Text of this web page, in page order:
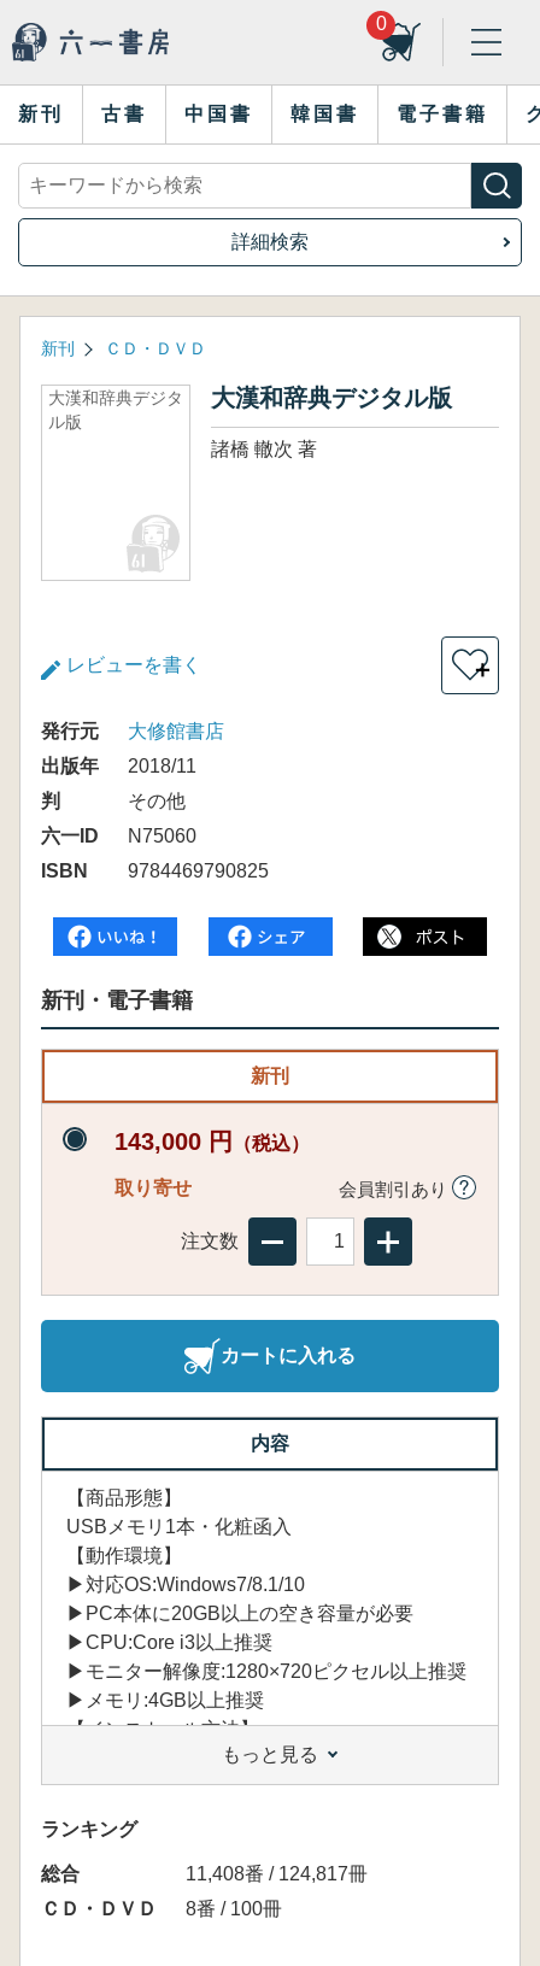
0
新刊 古書 中国書 韓国書 電子書籍
詳細検索
新刊 ＣＤ・ＤＶＤ
大漢和辞典デジタ
ル版
大漢和辞典デジタル版
諸橋 轍次 著
レビューを書く ＋
発行元
大修館書店
出版年
2018/11
判
その他
六一ID
N75060
ISBN
9784469790825
新刊・電子書籍
新刊
143,000 円 （税込）
取り寄せ 会員割引あり
注文数
カートに入れる
内容
【商品形態】
USBメモリ1本・化粧函入
【動作環境】
▶対応OS:Windows7/8.1/10
▶PC本体に20GB以上の空き容量が必要
▶CPU:Core i3以上推奨
▶モニター解像度:1280×720ピクセル以上推奨
▶メモリ:4GB以上推奨
【インストール方法】
USBメモリ内のインストーラを使い、PC本体
へデータをインストール
*USB1本につき、PC1台のみインストールでき
ます。
*インターネットへの接続は不要です
もっと見る
ランキング
総合
11,408番 / 124,817冊
ＣＤ・ＤＶＤ
8番 / 100冊